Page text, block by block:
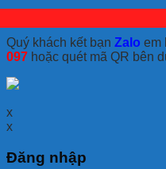
Quý khách kết bạn Zalo em
097 hoặc quét mã QR bên
x
x
Đăng nhập